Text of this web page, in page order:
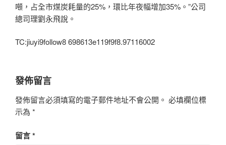
噸，占全市煤炭耗量的25%，環比年夜幅增加35%。”公司
總司理劉永飛說。
TC:jiuyi9follow8 698613e119f9f8.97116002
發佈留言
發佈留言必須填寫的電子郵件地址不會公開。 必填欄位標
示為 *
留言*